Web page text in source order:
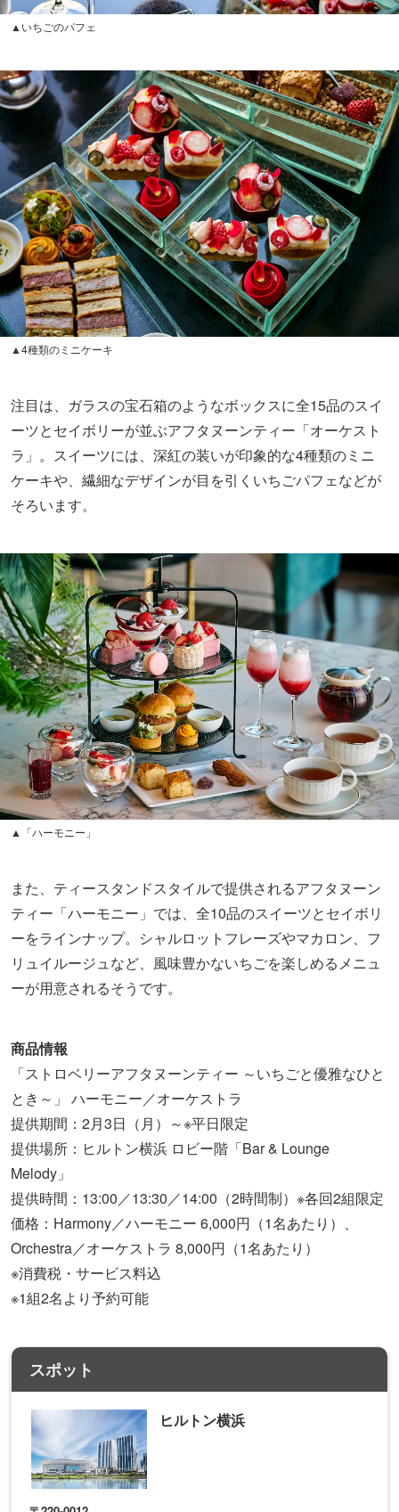
▲いちごのパフェ
▲4種類のミニケーキ
注目は、ガラスの宝石箱のようなボックスに全15品のスイ
ーツとセイボリーが並ぶアフタヌーンティー「オーケスト
ラ」。スイーツには、深紅の装いが印象的な4種類のミニ
ケーキや、繊細なデザインが目を引くいちごパフェなどが
そろいます。
▲「ハーモニー」
また、ティースタンドスタイルで提供されるアフタヌーン
ティー「ハーモニー」では、全10品のスイーツとセイボリ
ーをラインナップ。シャルロットフレーズやマカロン、フ
リュイルージュなど、風味豊かないちごを楽しめるメニュ
ーが用意されるそうです。
商品情報
「ストロベリーアフタヌーンティー ～いちごと優雅なひと
とき～」 ハーモニー／オーケストラ
提供期間：2月3日（月）～※平日限定
提供場所：ヒルトン横浜 ロビー階「Bar & Lounge
Melody」
提供時間：13:00／13:30／14:00（2時間制）※各回2組限定
価格：Harmony／ハーモニー 6,000円（1名あたり）、
Orchestra／オーケストラ 8,000円（1名あたり）
※消費税・サービス料込
※1組2名より予約可能
スポット
ヒルトン横浜